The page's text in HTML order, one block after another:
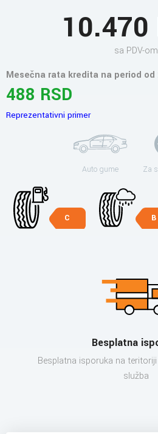
10.470
sa PDV-om
Mesečna rata kredita na period od
488 RSD
Reprezentativni primer
Auto gume Za
C B
Besplatna
Besplatna isporuka na
služba